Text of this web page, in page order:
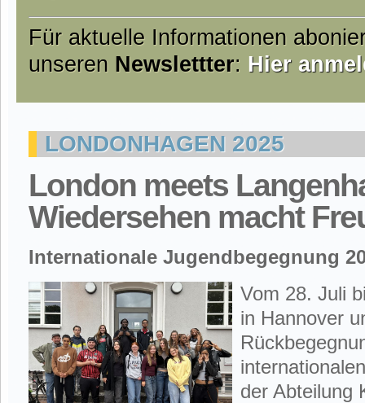
Für aktuelle Informationen
unseren Newslettter: Hier
LONDONHAGEN 2025
London meets
Wiedersehen macht
Internationale Jugendbegegnung
Vom 28. Juli
in Hannover
der Abteilung